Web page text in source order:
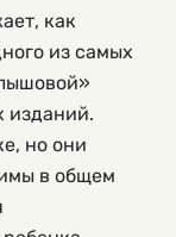
как
из самых
изданий.
но они
в общем